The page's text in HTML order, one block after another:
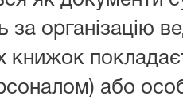
за організацію
книжок
або